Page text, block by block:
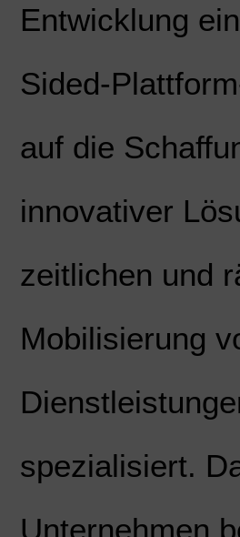
Entwicklung
Sided-
auf die
innovativer
zeitlichen und
Mobilisierung
spezialisiert.
Unternehmen